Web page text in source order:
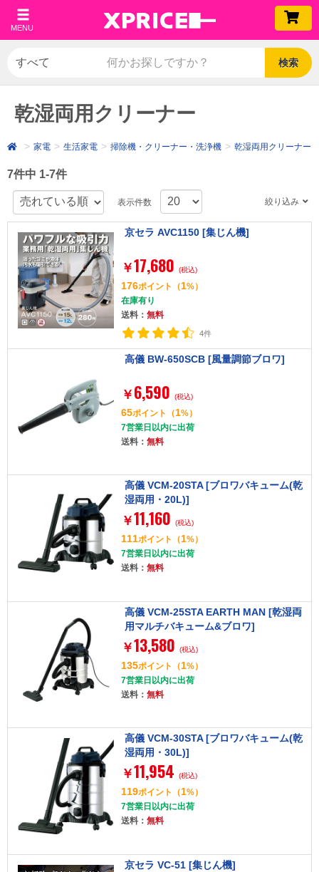
MENU
検索
乾湿両用クリーナー
家電 生活家電 掃除機・クリーナー・洗浄機 乾湿両用クリーナー
7件中 1-7件
表示件数 絞り込み
京セラ AVC1150 [集じん機]
￥17,680 (税込)
176ポイント （1%）
在庫有り
送料： 無料
4件
高儀 BW-650SCB [風量調節ブロワ]
￥ 6,590 (税込)
65ポイント （1%）
7営業日以内に出荷
送料： 無料
高儀 VCM-20STA [ブロワバキューム(乾
湿両用・20L)]
￥11,160 (税込)
111ポイント （1%）
7営業日以内に出荷
送料： 無料
高儀 VCM-25STA EARTH MAN [乾湿両
用マルチバキューム&ブロワ]
￥13,580 (税込)
135ポイント （1%）
7営業日以内に出荷
送料： 無料
高儀 VCM-30STA [ブロワバキューム(乾
湿両用・30L)]
￥11,954 (税込)
119ポイント （1%）
7営業日以内に出荷
送料： 無料
京セラ VC-51 [集じん機]